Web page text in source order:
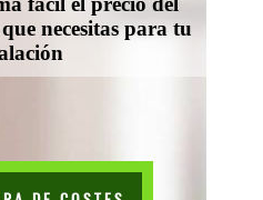
necesitas para tu